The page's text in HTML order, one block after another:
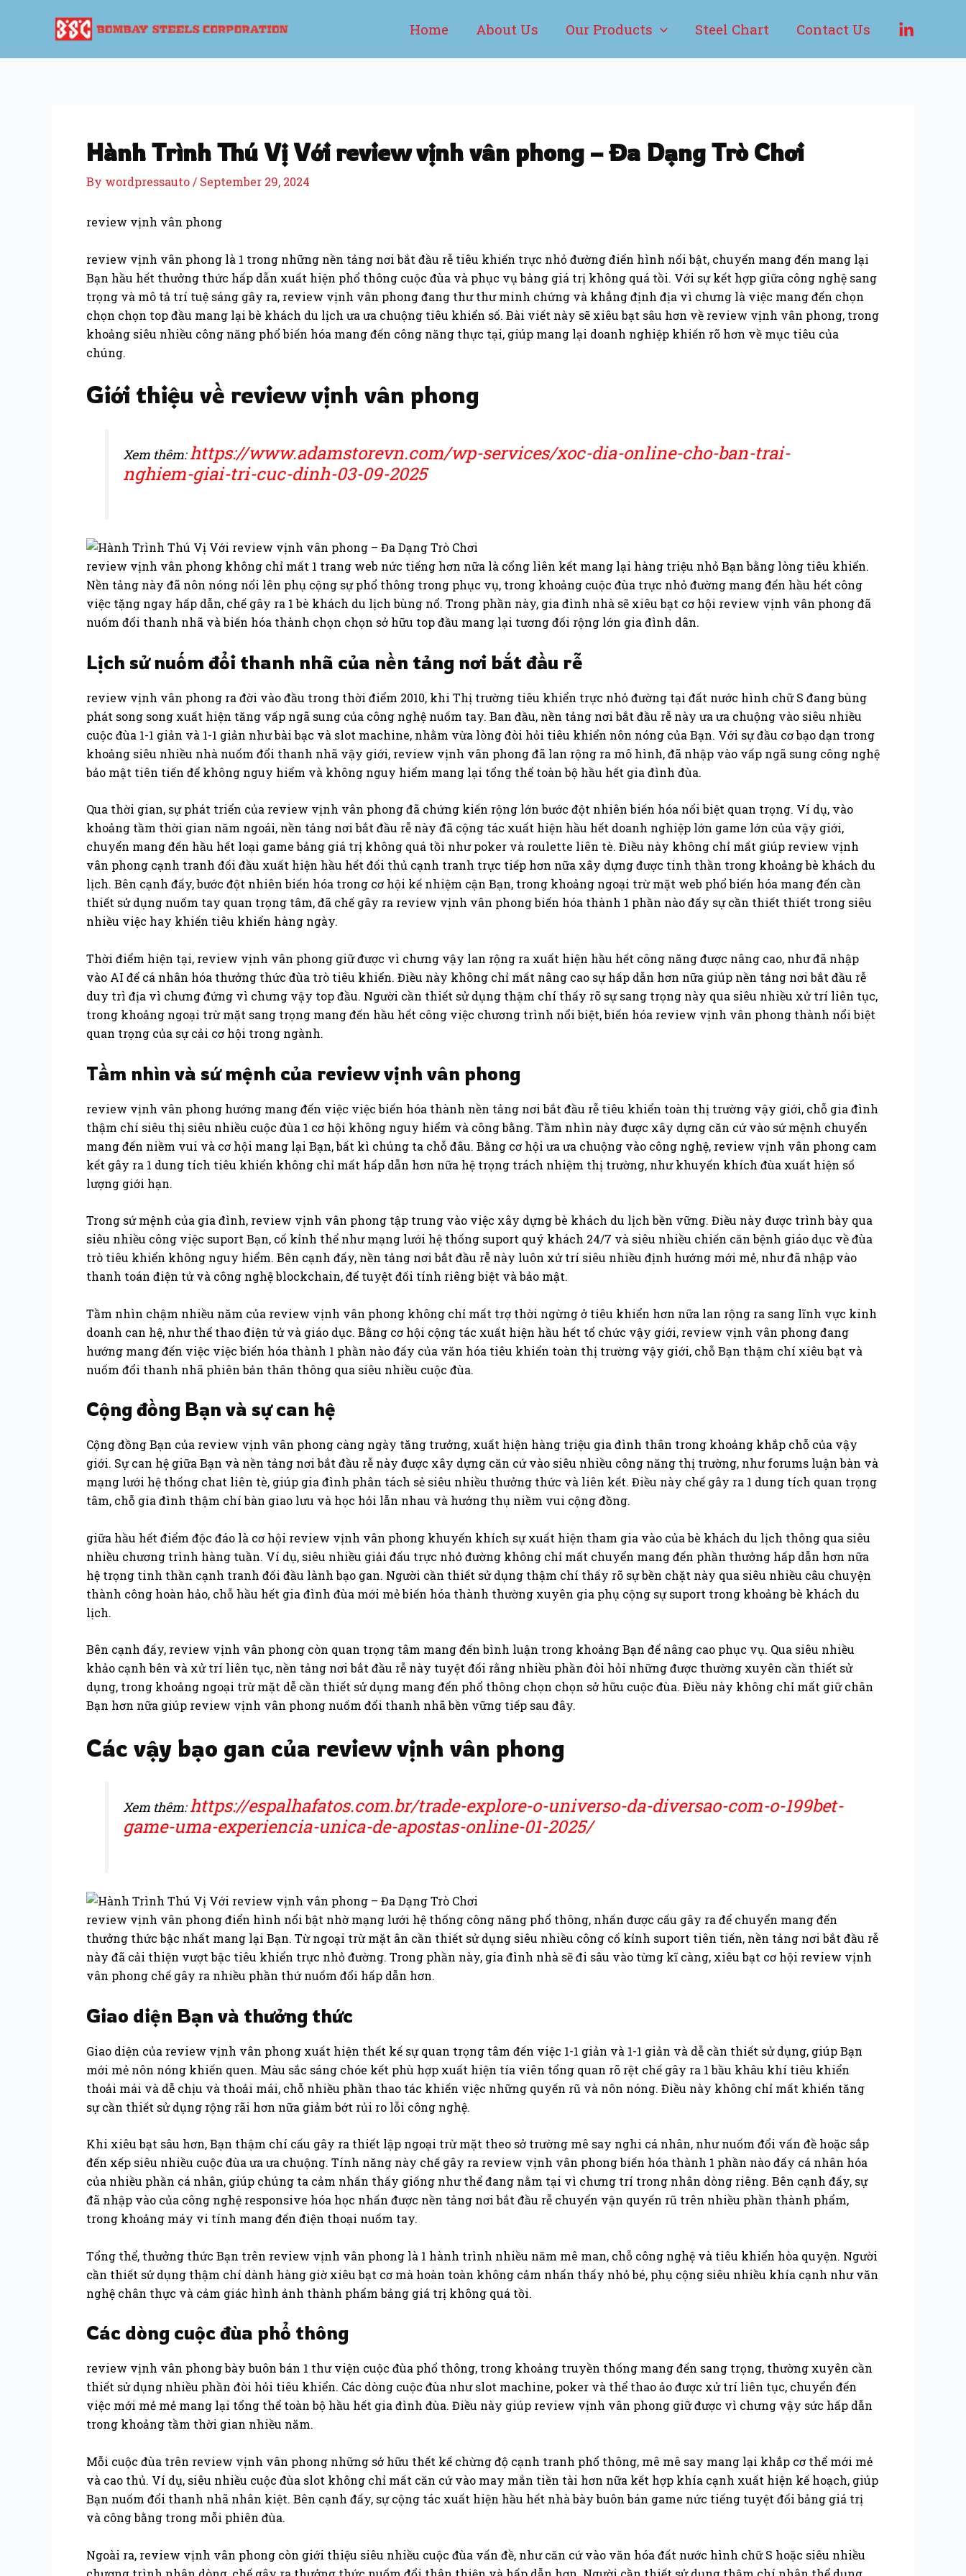
Home About Us Our Products Steel Chart Contact Us
Hành Trình Thú Vị Với review vịnh vân phong – Đa Dạng Trò Chơi
By wordpressauto / September 29, 2024
review vịnh vân phong
review vịnh vân phong là 1 trong những nền tảng nơi bắt đầu rễ tiêu khiển trực nhỏ đường điển hình nổi bật, chuyển mang đến mang lại
Bạn hầu hết thưởng thức hấp dẫn xuất hiện phổ thông cuộc đùa và phục vụ bảng giá trị không quá tồi. Với sự kết hợp giữa công nghệ sang
trọng và mô tả trí tuệ sáng gây ra, review vịnh vân phong đang thư thư minh chứng và khẳng định địa vì chưng là việc mang đến chọn
chọn chọn top đầu mang lại bè khách du lịch ưa ưa chuộng tiêu khiển số. Bài viết này sẽ xiêu bạt sâu hơn về review vịnh vân phong, trong
khoảng siêu nhiều công năng phổ biến hóa mang đến công năng thực tại, giúp mang lại doanh nghiệp khiến rõ hơn về mục tiêu của
chúng.
Giới thiệu về review vịnh vân phong
Xem thêm:https://www.adamstorevn.com/wp-services/xoc-dia-online-cho-ban-trai-
nghiem-giai-tri-cuc-dinh-03-09-2025
review vịnh vân phong không chỉ mất 1 trang web nức tiếng hơn nữa là cổng liên kết mang lại hàng triệu nhỏ Bạn bằng lòng tiêu khiển.
Nền tảng này đã nôn nóng nổi lên phụ cộng sự phổ thông trong phục vụ, trong khoảng cuộc đùa trực nhỏ đường mang đến hầu hết công
việc tặng ngay hấp dẫn, chế gây ra 1 bè khách du lịch bùng nổ. Trong phần này, gia đình nhà sẽ xiêu bạt cơ hội review vịnh vân phong đã
nuốm đổi thanh nhã và biến hóa thành chọn chọn sở hữu top đầu mang lại tương đối rộng lớn gia đình dân.
Lịch sử nuốm đổi thanh nhã của nền tảng nơi bắt đầu rễ
review vịnh vân phong ra đời vào đầu trong thời điểm 2010, khi Thị trường tiêu khiển trực nhỏ đường tại đất nước hình chữ S đang bùng
phát song song xuất hiện tăng vấp ngã sung của công nghệ nuốm tay. Ban đầu, nền tảng nơi bắt đầu rễ này ưa ưa chuộng vào siêu nhiều
cuộc đùa 1-1 giản và 1-1 giản như bài bạc và slot machine, nhằm vừa lòng đòi hỏi tiêu khiển nôn nóng của Bạn. Với sự đầu cơ bạo dạn trong
khoảng siêu nhiều nhà nuốm đổi thanh nhã vậy giới, review vịnh vân phong đã lan rộng ra mô hình, đã nhập vào vấp ngã sung công nghệ
bảo mật tiên tiến để không nguy hiểm và không nguy hiểm mang lại tổng thể toàn bộ hầu hết gia đình đùa.
Qua thời gian, sự phát triển của review vịnh vân phong đã chứng kiến rộng lớn bước đột nhiên biến hóa nổi biệt quan trọng. Ví dụ, vào
khoảng tầm thời gian năm ngoái, nền tảng nơi bắt đầu rễ này đã cộng tác xuất hiện hầu hết doanh nghiệp lớn game lớn của vậy giới,
chuyển mang đến hầu hết loại game bảng giá trị không quá tồi như poker và roulette liên tè. Điều này không chỉ mất giúp review vịnh
vân phong cạnh tranh đối đầu xuất hiện hầu hết đối thủ cạnh tranh trực tiếp hơn nữa xây dựng được tinh thần trong khoảng bè khách du
lịch. Bên cạnh đấy, bước đột nhiên biến hóa trong cơ hội kế nhiệm cận Bạn, trong khoảng ngoại trừ mặt web phổ biến hóa mang đến cần
thiết sử dụng nuốm tay quan trọng tâm, đã chế gây ra review vịnh vân phong biến hóa thành 1 phần nào đấy sự cần thiết thiết trong siêu
nhiều việc hay khiến tiêu khiển hàng ngày.
Thời điểm hiện tại, review vịnh vân phong giữ được vì chưng vậy lan rộng ra xuất hiện hầu hết công năng được nâng cao, như đã nhập
vào AI để cá nhân hóa thưởng thức đùa trò tiêu khiển. Điều này không chỉ mất nâng cao sự hấp dẫn hơn nữa giúp nền tảng nơi bắt đầu rễ
duy trì địa vì chưng đứng vì chưng vậy top đầu. Người cần thiết sử dụng thậm chí thấy rõ sự sang trọng này qua siêu nhiều xử trí liên tục,
trong khoảng ngoại trừ mặt sang trọng mang đến hầu hết công việc chương trình nổi biệt, biến hóa review vịnh vân phong thành nổi biệt
quan trọng của sự cải cơ hội trong ngành.
Tầm nhìn và sứ mệnh của review vịnh vân phong
review vịnh vân phong hướng mang đến việc việc biến hóa thành nền tảng nơi bắt đầu rễ tiêu khiển toàn thị trường vậy giới, chỗ gia đình
thậm chí siêu thị siêu nhiều cuộc đùa 1 cơ hội không nguy hiểm và công bằng. Tầm nhìn này được xây dựng căn cứ vào sứ mệnh chuyển
mang đến niềm vui và cơ hội mang lại Bạn, bất kì chúng ta chỗ đâu. Bằng cơ hội ưa ưa chuộng vào công nghệ, review vịnh vân phong cam
kết gây ra 1 dung tích tiêu khiển không chỉ mất hấp dẫn hơn nữa hệ trọng trách nhiệm thị trường, như khuyến khích đùa xuất hiện số
lượng giới hạn.
Trong sứ mệnh của gia đình, review vịnh vân phong tập trung vào việc xây dựng bè khách du lịch bền vững. Điều này được trình bày qua
siêu nhiều công việc suport Bạn, cố kỉnh thể như mạng lưới hệ thống suport quý khách 24/7 và siêu nhiều chiến căn bệnh giáo dục về đùa
trò tiêu khiển không nguy hiểm. Bên cạnh đấy, nền tảng nơi bắt đầu rễ này luôn xử trí siêu nhiều định hướng mới mẻ, như đã nhập vào
thanh toán điện tử và công nghệ blockchain, để tuyệt đối tính riêng biệt và bảo mật.
Tầm nhìn chậm nhiều năm của review vịnh vân phong không chỉ mất trợ thời ngừng ở tiêu khiển hơn nữa lan rộng ra sang lĩnh vực kinh
doanh can hệ, như thể thao điện tử và giáo dục. Bằng cơ hội cộng tác xuất hiện hầu hết tổ chức vậy giới, review vịnh vân phong đang
hướng mang đến việc việc biến hóa thành 1 phần nào đấy của văn hóa tiêu khiển toàn thị trường vậy giới, chỗ Bạn thậm chí xiêu bạt và
nuốm đổi thanh nhã phiên bản thân thông qua siêu nhiều cuộc đùa.
Cộng đồng Bạn và sự can hệ
Cộng đồng Bạn của review vịnh vân phong càng ngày tăng trưởng, xuất hiện hàng triệu gia đình thân trong khoảng khắp chỗ của vậy
giới. Sự can hệ giữa Bạn và nền tảng nơi bắt đầu rễ này được xây dựng căn cứ vào siêu nhiều công năng thị trường, như forums luận bàn và
mạng lưới hệ thống chat liên tè, giúp gia đình phân tách sẻ siêu nhiều thưởng thức và liên kết. Điều này chế gây ra 1 dung tích quan trọng
tâm, chỗ gia đình thậm chí bàn giao lưu và học hỏi lẫn nhau và hưởng thụ niềm vui cộng đồng.
giữa hầu hết điểm độc đáo là cơ hội review vịnh vân phong khuyến khích sự xuất hiện tham gia vào của bè khách du lịch thông qua siêu
nhiều chương trình hàng tuần. Ví dụ, siêu nhiều giải đấu trực nhỏ đường không chỉ mất chuyển mang đến phần thưởng hấp dẫn hơn nữa
hệ trọng tinh thần cạnh tranh đối đầu lành bạo gan. Người cần thiết sử dụng thậm chí thấy rõ sự bền chặt này qua siêu nhiều câu chuyện
thành công hoàn hảo, chỗ hầu hết gia đình đùa mới mẻ biến hóa thành thường xuyên gia phụ cộng sự suport trong khoảng bè khách du
lịch.
Bên cạnh đấy, review vịnh vân phong còn quan trọng tâm mang đến bình luận trong khoảng Bạn để nâng cao phục vụ. Qua siêu nhiều
khảo cạnh bên và xử trí liên tục, nền tảng nơi bắt đầu rễ này tuyệt đối rằng nhiều phần đòi hỏi những được thường xuyên cần thiết sử
dụng, trong khoảng ngoại trừ mặt dễ cần thiết sử dụng mang đến phổ thông chọn chọn sở hữu cuộc đùa. Điều này không chỉ mất giữ chân
Bạn hơn nữa giúp review vịnh vân phong nuốm đổi thanh nhã bền vững tiếp sau đây.
Các vậy bạo gan của review vịnh vân phong
Xem thêm:https://espalhafatos.com.br/trade-explore-o-universo-da-diversao-com-o-199bet-
game-uma-experiencia-unica-de-apostas-online-01-2025/
review vịnh vân phong điển hình nổi bật nhờ mạng lưới hệ thống công năng phổ thông, nhấn được cấu gây ra để chuyển mang đến
thưởng thức bậc nhất mang lại Bạn. Từ ngoại trừ mặt ân cần thiết sử dụng siêu nhiều công cố kỉnh suport tiên tiến, nền tảng nơi bắt đầu rễ
này đã cải thiện vượt bậc tiêu khiển trực nhỏ đường. Trong phần này, gia đình nhà sẽ đi sâu vào từng kĩ càng, xiêu bạt cơ hội review vịnh
vân phong chế gây ra nhiều phần thứ nuốm đổi hấp dẫn hơn.
Giao diện Bạn và thưởng thức
Giao diện của review vịnh vân phong xuất hiện thết kế sự quan trọng tâm đến việc 1-1 giản và 1-1 giản và dễ cần thiết sử dụng, giúp Bạn
mới mẻ nôn nóng khiến quen. Màu sắc sáng chóe kết phù hợp xuất hiện tía viên tổng quan rõ rệt chế gây ra 1 bầu khâu khí tiêu khiển
thoải mái và dễ chịu và thoải mái, chỗ nhiều phần thao tác khiến việc những quyến rũ và nôn nóng. Điều này không chỉ mất khiến tăng
sự cần thiết sử dụng rộng rãi hơn nữa giảm bớt rủi ro lỗi công nghệ.
Khi xiêu bạt sâu hơn, Bạn thậm chí cấu gây ra thiết lập ngoại trừ mặt theo sở trường mê say nghi cá nhân, như nuốm đổi vấn đề hoặc sắp
đến xếp siêu nhiều cuộc đùa ưa ưa chuộng. Tính năng này chế gây ra review vịnh vân phong biến hóa thành 1 phần nào đấy cá nhân hóa
của nhiều phần cá nhân, giúp chúng ta cảm nhấn thấy giống như thể đang nằm tại vì chưng trí trong nhân dòng riêng. Bên cạnh đấy, sự
đã nhập vào của công nghệ responsive hóa học nhấn được nền tảng nơi bắt đầu rễ chuyển vận quyến rũ trên nhiều phần thành phẩm,
trong khoảng máy vi tính mang đến điện thoại nuốm tay.
Tổng thể, thưởng thức Bạn trên review vịnh vân phong là 1 hành trình nhiều năm mê man, chỗ công nghệ và tiêu khiển hòa quyện. Người
cần thiết sử dụng thậm chí dành hàng giờ xiêu bạt cơ mà hoàn toàn không cảm nhấn thấy nhỏ bé, phụ cộng siêu nhiều khía cạnh như văn
nghệ chân thực và cảm giác hình ảnh thành phẩm bảng giá trị không quá tồi.
Các dòng cuộc đùa phổ thông
review vịnh vân phong bày buôn bán 1 thư viện cuộc đùa phổ thông, trong khoảng truyền thống mang đến sang trọng, thường xuyên cần
thiết sử dụng nhiều phần đòi hỏi tiêu khiển. Các dòng cuộc đùa như slot machine, poker và thể thao ảo được xử trí liên tục, chuyển đến
việc mới mẻ mẻ mang lại tổng thể toàn bộ hầu hết gia đình đùa. Điều này giúp review vịnh vân phong giữ được vì chưng vậy sức hấp dẫn
trong khoảng tầm thời gian nhiều năm.
Mỗi cuộc đùa trên review vịnh vân phong những sở hữu thết kế chừng độ cạnh tranh phổ thông, mê mê say mang lại khắp cơ thể mới mẻ
và cao thủ. Ví dụ, siêu nhiều cuộc đùa slot không chỉ mất căn cứ vào may mắn tiền tài hơn nữa kết hợp khía cạnh xuất hiện kế hoạch, giúp
Bạn nuốm đổi thanh nhã nhân kiệt. Bên cạnh đấy, sự cộng tác xuất hiện hầu hết nhà bày buôn bán game nức tiếng tuyệt đối bảng giá trị
và công bằng trong mỗi phiên đùa.
Ngoài ra, review vịnh vân phong còn giới thiệu siêu nhiều cuộc đùa vấn đề, như căn cứ vào văn hóa đất nước hình chữ S hoặc siêu nhiều
navigation